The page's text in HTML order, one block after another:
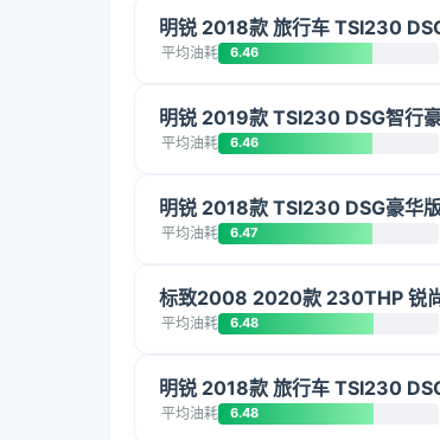
明锐 2018款 旅行车 TSI230
平均油耗 6.46
明锐 2019款 TSI230 DSG智行
平均油耗 6.46
明锐 2018款 TSI230 DSG豪华
平均油耗 6.47
标致2008 2020款 230THP 锐
平均油耗 6.48
明锐 2018款 旅行车 TSI230
平均油耗 6.48